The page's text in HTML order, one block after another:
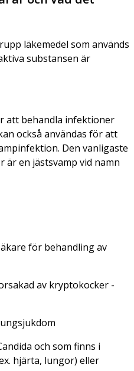
läkemedel som används
substansen är
att behandla infektioner
också användas för att
Den vanligaste
en jästsvamp vid namn
för behandling av
av kryptokocker -
och som finns i
hjärta, lungor) eller